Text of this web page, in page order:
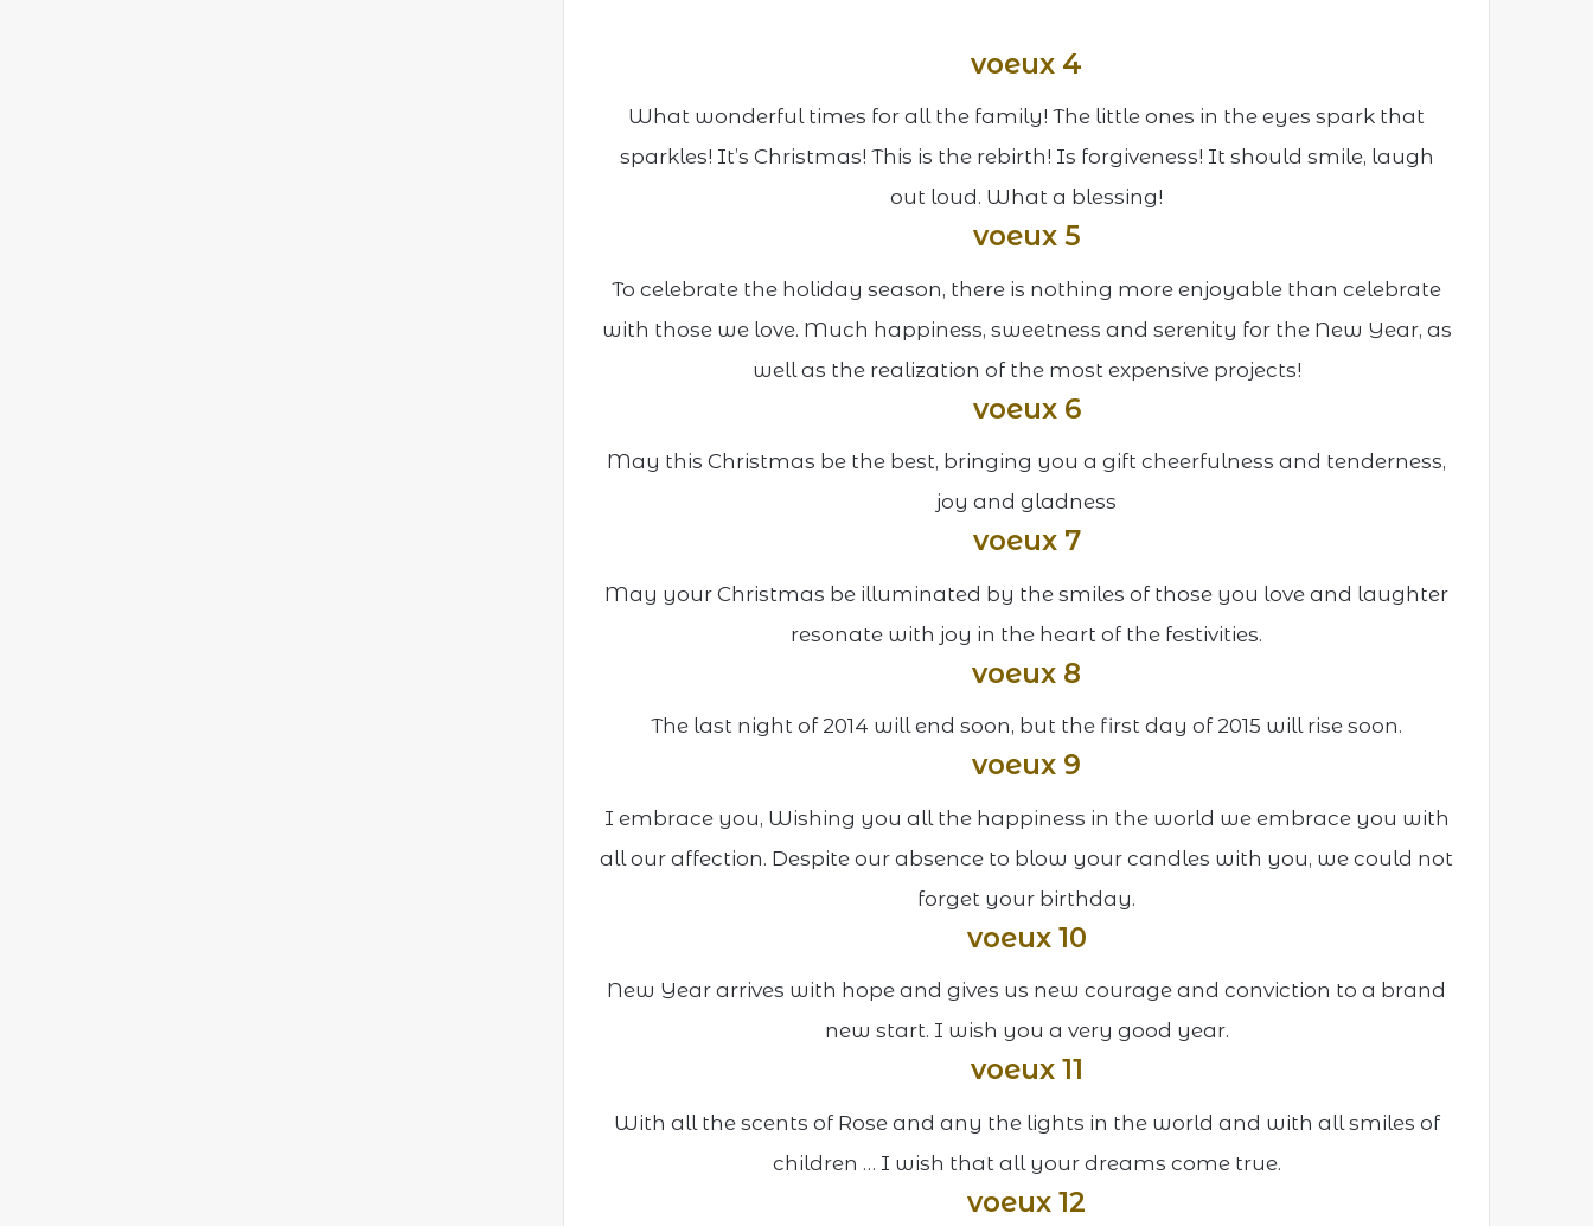
voeux 4
What wonderful times for all the family! The little ones in the eyes spark that
sparkles! It’s Christmas! This is the rebirth! Is forgiveness! It should smile, laugh
out loud. What a blessing!
voeux 5
To celebrate the holiday season, there is nothing more enjoyable than celebrate
with those we love. Much happiness, sweetness and serenity for the New Year, as
well as the realization of the most expensive projects!
voeux 6
May this Christmas be the best, bringing you a gift cheerfulness and tenderness,
joy and gladness
voeux 7
May your Christmas be illuminated by the smiles of those you love and laughter
resonate with joy in the heart of the festivities.
voeux 8
The last night of 2014 will end soon, but the first day of 2015 will rise soon.
voeux 9
I embrace you, Wishing you all the happiness in the world we embrace you with
all our affection. Despite our absence to blow your candles with you, we could not
forget your birthday.
voeux 10
New Year arrives with hope and gives us new courage and conviction to a brand
new start. I wish you a very good year.
voeux 11
With all the scents of Rose and any the lights in the world and with all smiles of
children … I wish that all your dreams come true.
voeux 12